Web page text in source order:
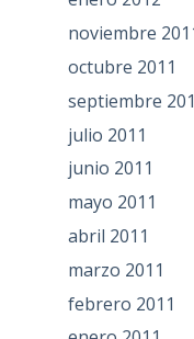
noviembre
octubre 2011
septiembre
julio 2011
junio 2011
mayo 2011
abril 2011
marzo 2011
febrero 2011